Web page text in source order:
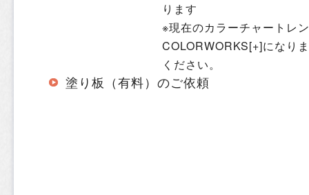
ります
※現在のカラーチャートレ
COLORWORKS[+]になり
ください。
塗り板（有料）のご依頼